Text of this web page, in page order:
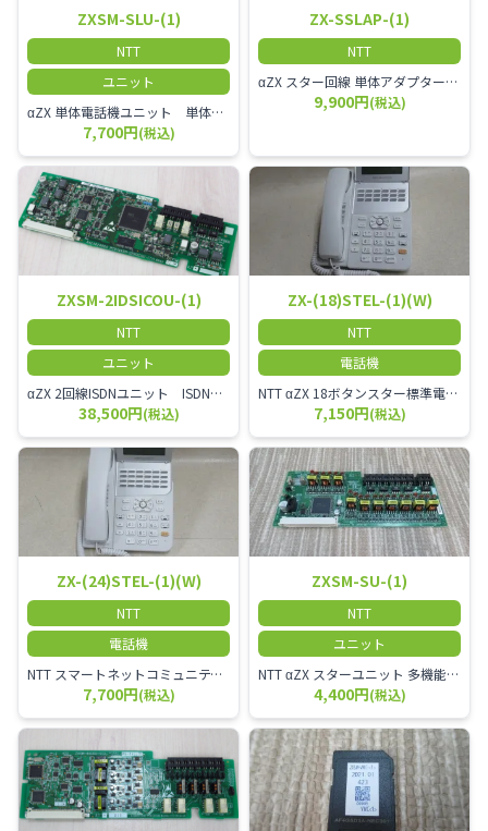
ZXSM-SLU-(1)
NTT
ユニット
αZX 単体電話機ユニット 単体電話機、複合機、ドアホン等、 2台分収容可能にするユニット
7,700円(税込)
ZX-SSLAP-(1)
NTT
αZX スター回線 単体アダプター 受付電話機、ドアホン、FAX等を1台収容できる装置です。
9,900円(税込)
ZXSM-2IDSICOU-(1)
NTT
ユニット
αZX 2回線ISDNユニット ISDN回線を2本収容可能です。
38,500円(税込)
ZX-(18)STEL-(1)(W)
NTT
電話機
NTT αZX 18ボタンスター標準電話機(白)
7,150円(税込)
ZX-(24)STEL-(1)(W)
NTT
電話機
NTT スマートネットコミュニティαZX 24ボタンスター標準電話機
7,700円(税込)
ZXSM-SU-(1)
NTT
ユニット
NTT αZX スターユニット 多機能電話機ユニット
4,400円(税込)